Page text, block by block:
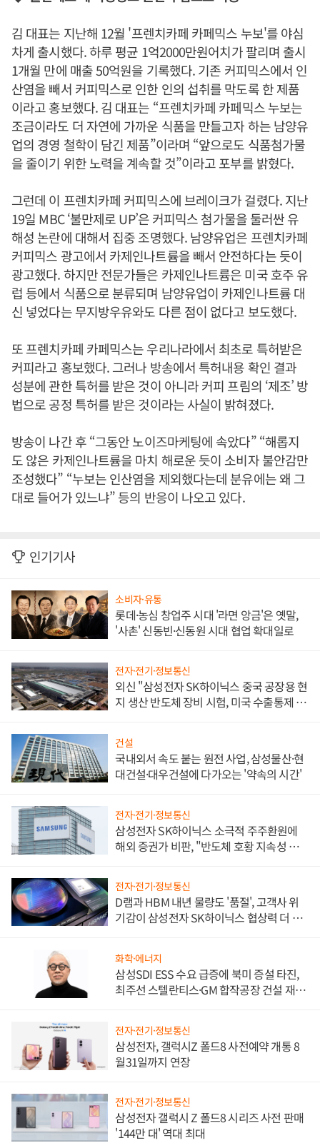
김 대표는 지난해 12월 '프렌치카페 카페믹스 누보'를 야심
차게 출시했다. 하루 평균 1억2000만원어치가 팔리며 출시
1개월 만에 매출 50억원을 기록했다. 기존 커피믹스에서 인
산염을 빼서 커피믹스로 인한 인의 섭취를 막도록 한 제품
이라고 홍보했다. 김 대표는 “프렌치카페 카페믹스 누보는
조금이라도 더 자연에 가까운 식품을 만들고자 하는 남양유
업의 경영 철학이 담긴 제품”이라며 “앞으로도 식품첨가물
을 줄이기 위한 노력을 계속할 것”이라고 포부를 밝혔다.
그런데 이 프렌치카페 커피믹스에 브레이크가 걸렸다. 지난
19일 MBC ‘불만제로 UP’은 커피믹스 첨가물을 둘러싼 유
해성 논란에 대해서 집중 조명했다. 남양유업은 프렌치카페
커피믹스 광고에서 카제인나트륨을 빼서 안전하다는 듯이
광고했다. 하지만 전문가들은 카제인나트륨은 미국 호주 유
럽 등에서 식품으로 분류되며 남양유업이 카제인나트륨 대
신 넣었다는 무지방우유와도 다른 점이 없다고 보도했다.
또 프렌치카페 카페믹스는 우리나라에서 최초로 특허받은
커피라고 홍보했다. 그러나 방송에서 특허내용 확인 결과
성분에 관한 특허를 받은 것이 아니라 커피 프림의 ‘제조’ 방
법으로 공정 특허를 받은 것이라는 사실이 밝혀졌다.
방송이 나간 후 “그동안 노이즈마케팅에 속았다” “해롭지
도 않은 카제인나트륨을 마치 해로운 듯이 소비자 불안감만
조성했다” “누보는 인산염을 제외했다는데 분유에는 왜 그
대로 들어가 있느냐” 등의 반응이 나오고 있다.
인기기사
소비자·유통
롯데·농심 창업주 시대 '라면 앙금'은 옛말,
'사촌' 신동빈·신동원 시대 협업 확대일로
전자·전기·정보통신
외신 "삼성전자 SK하이닉스 중국 공장용 현
지 생산 반도체 장비 시험, 미국 수출통제 대
건설
국내외서 속도 붙는 원전 사업, 삼성물산·현
대건설·대우건설에 다가오는 '약속의 시간'
전자·전기·정보통신
삼성전자 SK하이닉스 소극적 주주환원에
해외 증권가 비판, "반도체 호황 지속성 의
전자·전기·정보통신
D램과 HBM 내년 물량도 '품절', 고객사 위
기감이 삼성전자 SK하이닉스 협상력 더 키
화학·에너지
삼성SDI ESS 수요 급증에 북미 증설 타진,
최주선 스텔란티스·GM 합작공장 건설 재추
전자·전기·정보통신
삼성전자, 갤럭시Z 폴드8 사전예약 개통 8
월31일까지 연장
전자·전기·정보통신
삼성전자 갤럭시 Z 폴드8 시리즈 사전 판매
'144만 대' 역대 최대